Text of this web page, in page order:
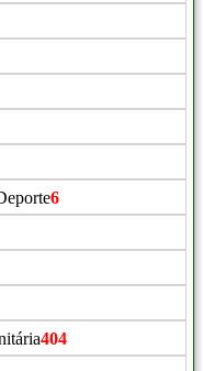
6
404